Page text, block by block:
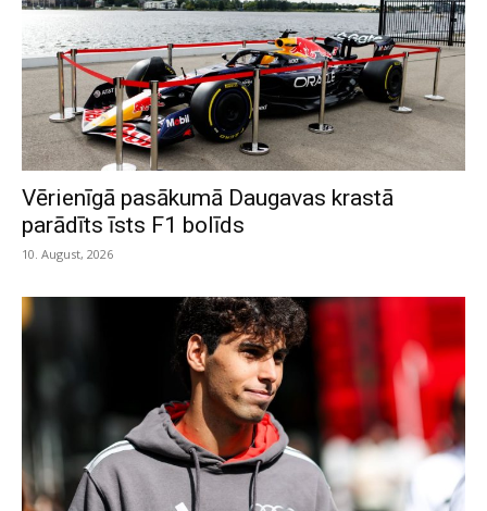
Vērienīgā pasākumā Daugavas krastā
parādīts īsts F1 bolīds
10. August, 2026